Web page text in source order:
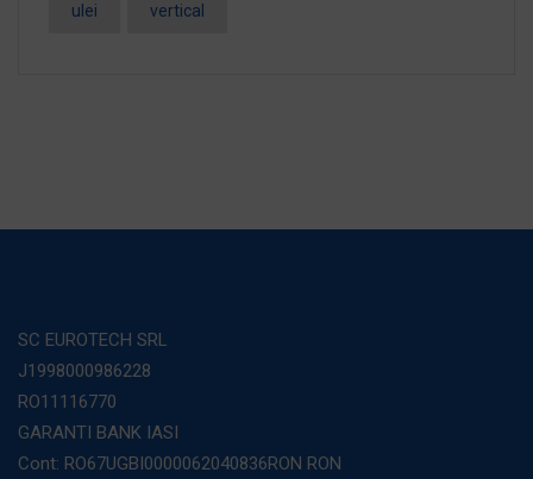
ulei vertical
SC EUROTECH SRL
J1998000986228
RO11116770
GARANTI BANK IASI
Cont: RO67UGBI0000062040836RON RON